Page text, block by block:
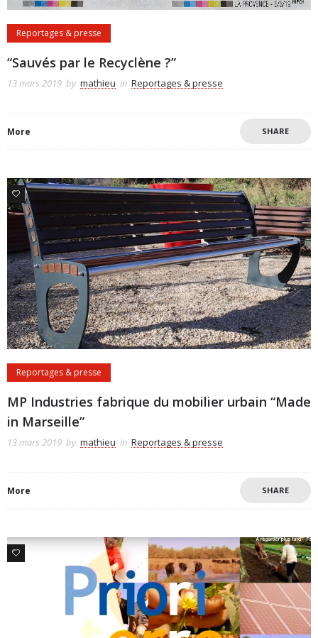
Reportages & presse
“Sauvés par le Recyclène ?”
13 mars 2019 by mathieu in Reportages & presse
More SHARE
0
Reportages & presse
MP Industries fabrique du mobilier urbain “Made
in Marseille”
13 mars 2019 by mathieu in Reportages & presse
More SHARE
0